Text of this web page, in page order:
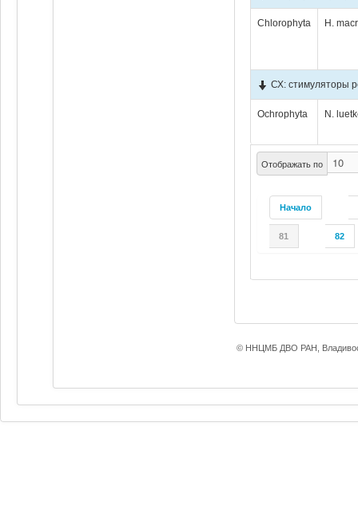
Отображать по
Начало
81 82
Chlorophyta H.
СХ: стимуляторы
Ochrophyta N.
© ННЦМБ ДВО РАН,